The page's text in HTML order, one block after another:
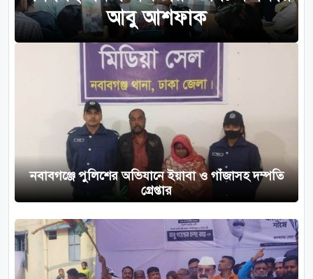
আবু আশফাক
নবাবগঞ্জে পুলিশের অভিযানে ইয়াবা ও গাঁজাসহ দম্পতি
গ্রেপ্তার